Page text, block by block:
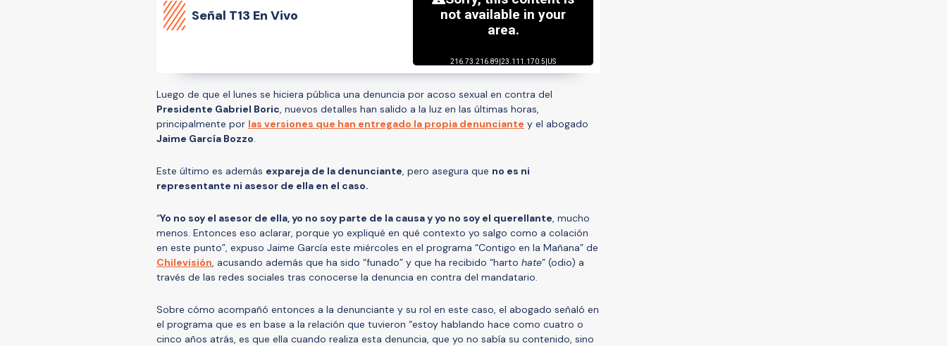
Señal T13 En Vivo
Luego de que el lunes se hiciera pública una denuncia por acoso sexual en contra del
Presidente Gabriel Boric, nuevos detalles han salido a la luz en las últimas horas,
principalmente por las versiones que han entregado la propia denunciante y el abogado
Jaime García Bozzo.
Este último es además expareja de la denunciante, pero asegura que no es ni
representante ni asesor de ella en el caso.
“Yo no soy el asesor de ella, yo no soy parte de la causa y yo no soy el querellante, mucho
menos. Entonces eso aclarar, porque yo expliqué en qué contexto yo salgo como a colación
en este punto”, expuso Jaime García este miércoles en el programa “Contigo en la Mañana” de
Chilevisión, acusando además que ha sido “funado” y que ha recibido “harto hate” (odio) a
través de las redes sociales tras conocerse la denuncia en contra del mandatario.
Sobre cómo acompañó entonces a la denunciante y su rol en este caso, el abogado señaló en
el programa que es en base a la relación que tuvieron “estoy hablando hace como cuatro o
cinco años atrás, es que ella cuando realiza esta denuncia, que yo no sabía su contenido, sino